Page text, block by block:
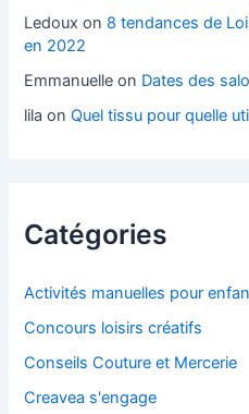
Ledoux on 8 tendances de
en 2022
Emmanuelle on Dates des
lila onQuel tissu pour quelle
Catégories
Activités manuelles pour
Concours loisirs créatifs
Conseils Couture et Mercerie
Creavea s'engage